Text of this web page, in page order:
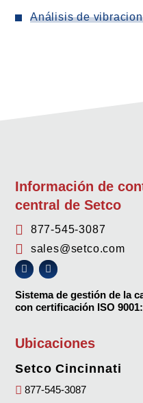
Análisis de
Información de
central de Setco
877-545-3087
sales@setco.com
Sistema de gestión de la
con certificación ISO
Ubicaciones
Setco Cincinnati
877-545-3087